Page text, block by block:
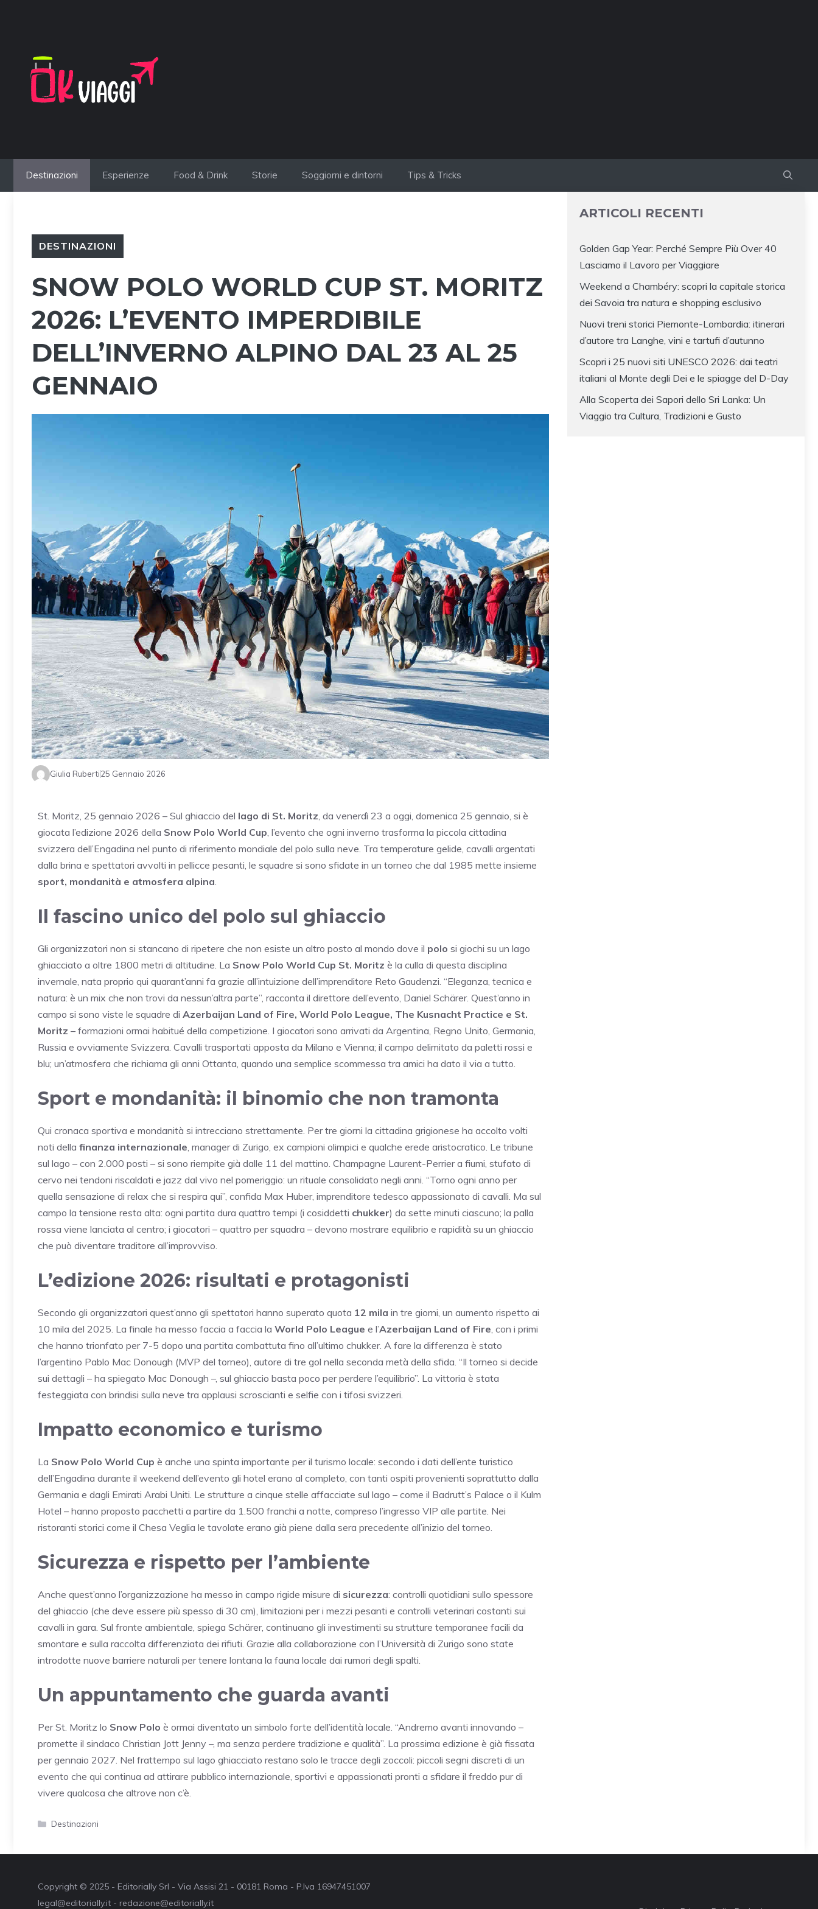
Destinazioni Esperienze Food & Drink Storie Soggiorni e dintorni Tips & Tricks
DESTINAZIONI
SNOW POLO WORLD CUP ST. MORITZ
2026: L’EVENTO IMPERDIBILE
DELL’INVERNO ALPINO DAL 23 AL 25
GENNAIO
Giulia Ruberti25 Gennaio 2026
St. Moritz, 25 gennaio 2026 – Sul ghiaccio del lago di St. Moritz , da venerdì 23 a oggi, domenica 25 gennaio, si è
giocata l’edizione 2026 della Snow Polo World Cup , l’evento che ogni inverno trasforma la piccola cittadina
svizzera dell’Engadina nel punto di riferimento mondiale del polo sulla neve. Tra temperature gelide, cavalli argentati
dalla brina e spettatori avvolti in pellicce pesanti, le squadre si sono sfidate in un torneo che dal 1985 mette insieme
sport, mondanità e atmosfera alpina
Il fascino unico del polo sul ghiaccio
Gli organizzatori non si stancano di ripetere che non esiste un altro posto al mondo dove il polo si giochi su un lago
ghiacciato a oltre 1800 metri di altitudine. La Snow Polo World Cup St. Moritz è la culla di questa disciplina
invernale, nata proprio qui quarant’anni fa grazie all’intuizione dell’imprenditore Reto Gaudenzi. “Eleganza, tecnica e
natura: è un mix che non trovi da nessun’altra parte”, racconta il direttore dell’evento, Daniel Schärer. Quest’anno in
campo si sono viste le squadre di Azerbaijan Land of Fire, World Polo League, The Kusnacht Practice e St.
Moritz – formazioni ormai habitué della competizione. I giocatori sono arrivati da Argentina, Regno Unito, Germania,
Russia e ovviamente Svizzera. Cavalli trasportati apposta da Milano e Vienna; il campo delimitato da paletti rossi e
blu; un’atmosfera che richiama gli anni Ottanta, quando una semplice scommessa tra amici ha dato il via a tutto.
Sport e mondanità: il binomio che non tramonta
Qui cronaca sportiva e mondanità si intrecciano strettamente. Per tre giorni la cittadina grigionese ha accolto volti
noti della finanza internazionale , manager di Zurigo, ex campioni olimpici e qualche erede aristocratico. Le tribune
sul lago – con 2.000 posti – si sono riempite già dalle 11 del mattino. Champagne Laurent-Perrier a fiumi, stufato di
cervo nei tendoni riscaldati e jazz dal vivo nel pomeriggio: un rituale consolidato negli anni. “Torno ogni anno per
quella sensazione di relax che si respira qui”, confida Max Huber, imprenditore tedesco appassionato di cavalli. Ma sul
campo la tensione resta alta: ogni partita dura quattro tempi (i cosiddetti chukker) da sette minuti ciascuno; la palla
rossa viene lanciata al centro; i giocatori – quattro per squadra – devono mostrare equilibrio e rapidità su un ghiaccio
che può diventare traditore all’improvviso.
L’edizione 2026: risultati e protagonisti
Secondo gli organizzatori quest’anno gli spettatori hanno superato quota 12 mila in tre giorni, un aumento rispetto ai
10 mila del 2025. La finale ha messo faccia a faccia la World Polo League e l’Azerbaijan Land of Fire , con i primi
che hanno trionfato per 7-5 dopo una partita combattuta fino all’ultimo chukker. A fare la differenza è stato
l’argentino Pablo Mac Donough (MVP del torneo), autore di tre gol nella seconda metà della sfida. “Il torneo si decide
sui dettagli – ha spiegato Mac Donough –, sul ghiaccio basta poco per perdere l’equilibrio”. La vittoria è stata
festeggiata con brindisi sulla neve tra applausi scroscianti e selfie con i tifosi svizzeri.
Impatto economico e turismo
La Snow Polo World Cup è anche una spinta importante per il turismo locale: secondo i dati dell’ente turistico
dell’Engadina durante il weekend dell’evento gli hotel erano al completo, con tanti ospiti provenienti soprattutto dalla
Germania e dagli Emirati Arabi Uniti. Le strutture a cinque stelle affacciate sul lago – come il Badrutt’s Palace o il Kulm
Hotel – hanno proposto pacchetti a partire da 1.500 franchi a notte, compreso l’ingresso VIP alle partite. Nei
ristoranti storici come il Chesa Veglia le tavolate erano già piene dalla sera precedente all’inizio del torneo.
Sicurezza e rispetto per l’ambiente
Anche quest’anno l’organizzazione ha messo in campo rigide misure di sicurezza: controlli quotidiani sullo spessore
del ghiaccio (che deve essere più spesso di 30 cm), limitazioni per i mezzi pesanti e controlli veterinari costanti sui
cavalli in gara. Sul fronte ambientale, spiega Schärer, continuano gli investimenti su strutture temporanee facili da
smontare e sulla raccolta differenziata dei rifiuti. Grazie alla collaborazione con l’Università di Zurigo sono state
introdotte nuove barriere naturali per tenere lontana la fauna locale dai rumori degli spalti.
Un appuntamento che guarda avanti
Per St. Moritz lo Snow Polo è ormai diventato un simbolo forte dell’identità locale. “Andremo avanti innovando –
promette il sindaco Christian Jott Jenny –, ma senza perdere tradizione e qualità”. La prossima edizione è già fissata
per gennaio 2027. Nel frattempo sul lago ghiacciato restano solo le tracce degli zoccoli: piccoli segni discreti di un
evento che qui continua ad attirare pubblico internazionale, sportivi e appassionati pronti a sfidare il freddo pur di
vivere qualcosa che altrove non c’è.
Categorie
Destinazioni
ARTICOLI RECENTI
Golden Gap Year: Perché Sempre Più Over 40
Lasciamo il Lavoro per Viaggiare
Weekend a Chambéry: scopri la capitale storica
dei Savoia tra natura e shopping esclusivo
Nuovi treni storici Piemonte-Lombardia: itinerari
d’autore tra Langhe, vini e tartufi d’autunno
Scopri i 25 nuovi siti UNESCO 2026: dai teatri
italiani al Monte degli Dei e le spiagge del D-Day
Alla Scoperta dei Sapori dello Sri Lanka: Un
Viaggio tra Cultura, Tradizioni e Gusto
Copyright © 2025 - Editorially Srl - Via Assisi 21 - 00181 Roma - P.Iva 16947451007
legal@editorially.it - redazione@editorially.it